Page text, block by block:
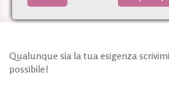
Qualunque sia la tua esigenza
possibile!